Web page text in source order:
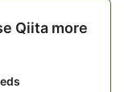
Qiita more